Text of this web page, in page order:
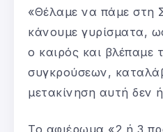
«Θέλαμε να πάμε στη
κάνουμε γυρίσματα,
ο καιρός και βλέπαμε
συγκρούσεων,
μετακίνηση αυτή δεν